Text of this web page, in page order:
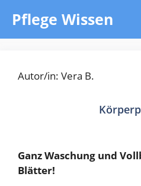
Inhalt
springen
Pflege Wissen
Autor/in: Vera B.
Ganz Waschung und
Blätter!